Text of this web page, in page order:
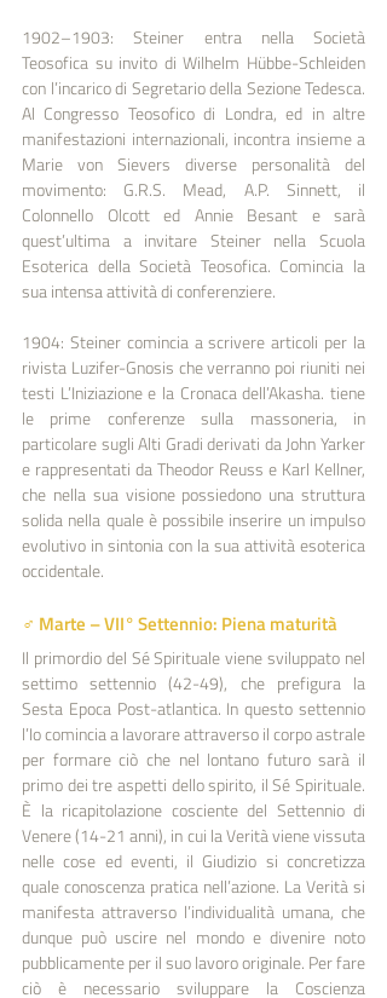
1902–1903: Steiner entra nella Società
Teosofica su invito di Wilhelm Hübbe-Schleiden
con l’incarico di Segretario della Sezione Tedesca.
Al Congresso Teosofico di Londra, ed in altre
manifestazioni internazionali, incontra insieme a
Marie von Sievers diverse personalità del
movimento: G.R.S. Mead, A.P. Sinnett, il
Colonnello Olcott ed Annie Besant e sarà
quest’ultima a invitare Steiner nella Scuola
Esoterica della Società Teosofica. Comincia la
sua intensa attività di conferenziere.
1904: Steiner comincia a scrivere articoli per la
rivista Luzifer-Gnosis che verranno poi riuniti nei
testi L’Iniziazione e la Cronaca dell’Akasha. tiene
le prime conferenze sulla massoneria, in
particolare sugli Alti Gradi derivati da John Yarker
e rappresentati da Theodor Reuss e Karl Kellner,
che nella sua visione possiedono una struttura
solida nella quale è possibile inserire un impulso
evolutivo in sintonia con la sua attività esoterica
occidentale.
♂︎ Marte – VII° Settennio: Piena maturità
Il primordio del Sé Spirituale viene sviluppato nel
settimo settennio (42-49), che prefigura la
Sesta Epoca Post-atlantica. In questo settennio
l’Io comincia a lavorare attraverso il corpo astrale
per formare ciò che nel lontano futuro sarà il
primo dei tre aspetti dello spirito, il Sé Spirituale.
È la ricapitolazione cosciente del Settennio di
Venere (14-21 anni), in cui la Verità viene vissuta
nelle cose ed eventi, il Giudizio si concretizza
quale conoscenza pratica nell’azione. La Verità si
manifesta attraverso l’individualità umana, che
dunque può uscire nel mondo e divenire noto
pubblicamente per il suo lavoro originale. Per fare
ciò è necessario sviluppare la Coscienza